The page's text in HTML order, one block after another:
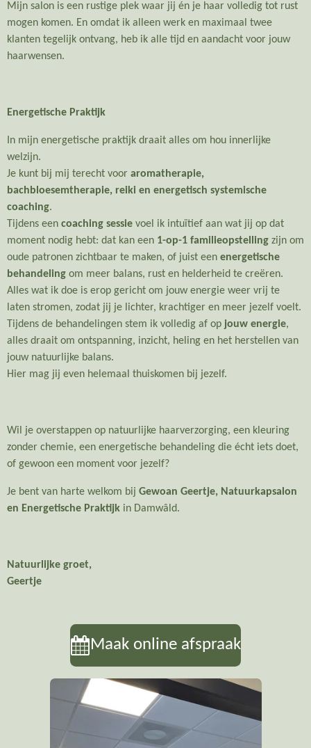
Mijn salon is een rustige plek waar jij én je haar volledig tot rust
mogen komen. En omdat ik alleen werk en maximaal twee
klanten tegelijk ontvang, heb ik alle tijd en aandacht voor jouw
haarwensen.
Energetische Praktijk
In mijn energetische praktijk draait alles om hou innerlijke
welzijn.
Je kunt bij mij terecht voor aromatherapie,
bachbloesemtherapie, reiki en energetisch systemische
coaching.
Tijdens een coaching sessie voel ik intuïtief aan wat jij op dat
moment nodig hebt: dat kan een 1-op-1 familieopstelling zijn om
oude patronen zichtbaar te maken, of juist een energetische
behandeling om meer balans, rust en helderheid te creëren.
Alles wat ik doe is erop gericht om jouw energie weer vrij te
laten stromen, zodat jij je lichter, krachtiger en meer jezelf voelt.
Tijdens de behandelingen stem ik volledig af op jouw energie,
alles draait om ontspanning, inzicht, heling en het herstellen van
jouw natuurlijke balans.
Hier mag jij even helemaal thuiskomen bij jezelf.
Wil je overstappen op natuurlijke haarverzorging, een kleuring
zonder chemie, een energetische behandeling die écht iets doet,
of gewoon een moment voor jezelf?
Je bent van harte welkom bij Gewoan Geertje, Natuurkapsalon
en Energetische Praktijk in Damwâld.
Natuurlijke groet,
Geertje
Maak online afspraak